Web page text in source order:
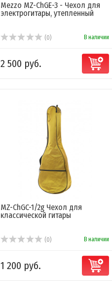
Mezzo MZ-ChGE-3 - Чехол для
электрогитары, утепленный
(0) В наличии
2 500 руб.
MZ-ChGC-1/2g Чехол для
классической гитары
(0) В наличии
1 200 руб.